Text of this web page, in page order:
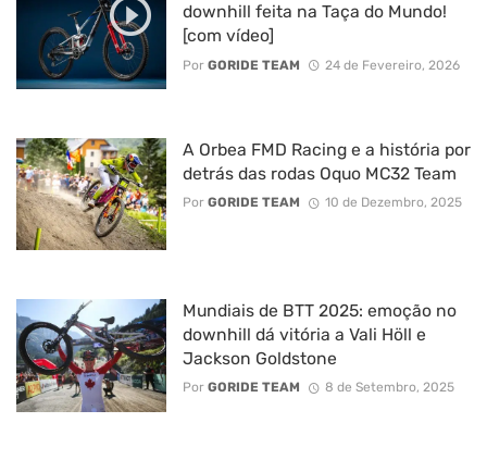
downhill feita na Taça do Mundo!
[com vídeo]
Por GORIDE TEAM 24 de Fevereiro, 2026
A Orbea FMD Racing e a história por
detrás das rodas Oquo MC32 Team
Por GORIDE TEAM 10 de Dezembro, 2025
Mundiais de BTT 2025: emoção no
downhill dá vitória a Vali Höll e
Jackson Goldstone
Por GORIDE TEAM 8 de Setembro, 2025